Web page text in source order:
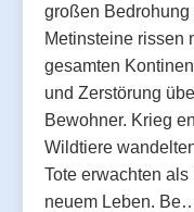
großen
Metinsteine rissen
gesamten
und Zerstörung
Bewohner. Krieg
Wildtiere
Tote erwachten
neuem Leben.